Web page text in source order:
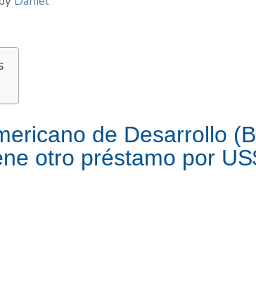
de Desarrollo
otro préstamo por